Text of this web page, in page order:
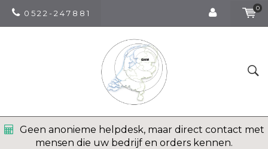
0 5 2 2 - 2 4 7 8 8 1
0
Geen anonieme helpdesk, maar direct contact met
mensen die uw bedrijf en orders kennen.